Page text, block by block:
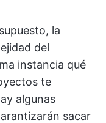
la
del
instancia qué
te
algunas
sacar